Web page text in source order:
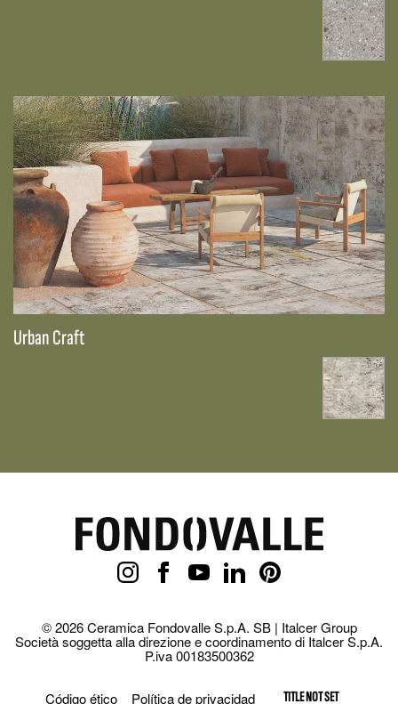
Urban Craft
© 2026 Ceramica Fondovalle S.p.A. SB | Italcer Group
Società soggetta alla direzione e coordinamento di Italcer S.p.A.
P.iva 00183500362
Código ético Política de privacidad TITLE NOT SET